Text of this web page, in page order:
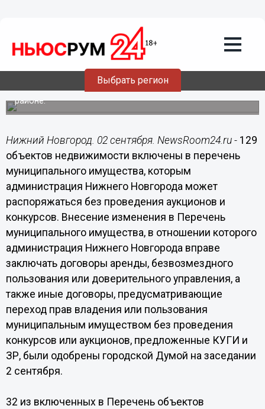
Выбрать регион
Около 130 объектов включены в
перечень муниципального имущество,
которым город может распоряжаться
без проведения аукционов
Большая часть из них расположена в Нижегородском
районе.
Нижний Новгород. 02 сентября. NewsRoom24.ru - 129
объектов недвижимости включены в перечень
муниципального имущества, которым
администрация Нижнего Новгорода может
распоряжаться без проведения аукционов и
конкурсов. Внесение изменения в Перечень
муниципального имущества, в отношении которого
администрация Нижнего Новгорода вправе
заключать договоры аренды, безвозмездного
пользования или доверительного управления, а
также иные договоры, предусматривающие
переход прав владения или пользования
муниципальным имуществом без проведения
конкурсов или аукционов, предложенные КУГИ и
ЗР, были одобрены городской Думой на заседании
2 сентября.
32 из включенных в Перечень объектов